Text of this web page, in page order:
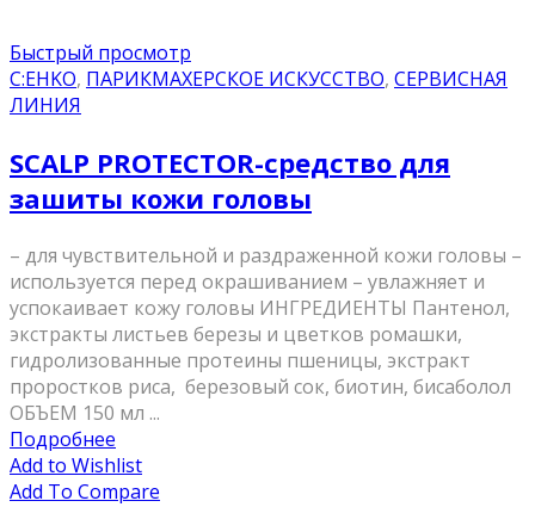
Быстрый просмотр
C:EHKO, ПАРИКМАХЕРСКОЕ ИСКУССТВО, СЕРВИСНАЯ
ЛИНИЯ
SCALP PROTECTOR-средство для
зашиты кожи головы
– для чувствительной и раздраженной кожи головы –
используется перед окрашиванием – увлажняет и
успокаивает кожу головы ИНГРЕДИЕНТЫ Пантенол,
экстракты листьев березы и цветков ромашки,
гидролизованные протеины пшеницы, экстракт
проростков риса, березовый сок, биотин, бисаболол
ОБЪЕМ 150 мл ...
Подробнее
Add to Wishlist
Add To Compare